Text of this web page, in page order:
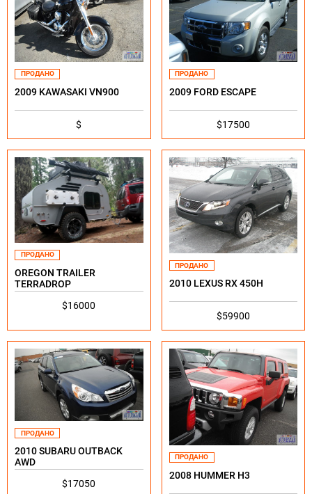
ПРОДАНО
2009 KAWASAKI VN900
$
ПРОДАНО
2009 FORD ESCAPE
$17500
ПРОДАНО
OREGON TRAILER
TERRADROP
$16000
ПРОДАНО
2010 LEXUS RX 450H
$59900
ПРОДАНО
2010 SUBARU OUTBACK
AWD
$17050
ПРОДАНО
2008 HUMMER H3